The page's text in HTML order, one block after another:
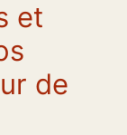
et
de